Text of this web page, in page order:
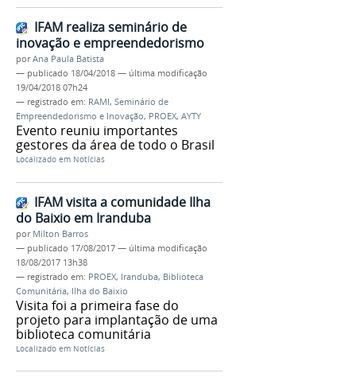
IFAM realiza seminário de
inovação e empreendedorismo
porAna Paula Batista
— publicado 18/04/2018 — última modificação
19/04/2018 07h24
— registrado em: RAMI, Seminário de
Empreendedorismo e Inovação, PROEX, AYTY
Evento reuniu importantes
gestores da área de todo o Brasil
Localizado em Notícias
IFAM visita a comunidade Ilha
do Baixio em Iranduba
por Milton Barros
— publicado 17/08/2017 — última modificação
18/08/2017 13h38
— registrado em: PROEX, Iranduba, Biblioteca
Comunitária, Ilha do Baixio
Visita foi a primeira fase do
projeto para implantação de uma
biblioteca comunitária
Localizado em Notícias